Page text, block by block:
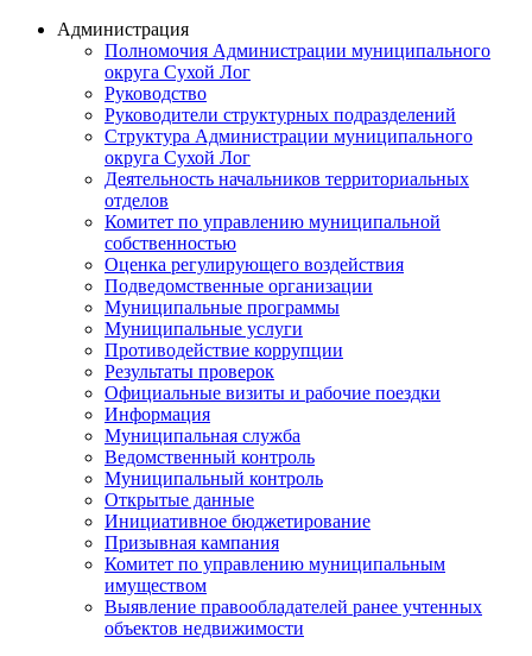
Администрация
Полномочия Администрации муниципального
округа Сухой Лог
Руководство
Руководители структурных подразделений
Структура Администрации муниципального
округа Сухой Лог
Деятельность начальников территориальных
отделов
Комитет по управлению муниципальной
собственностью
Оценка регулирующего воздействия
Подведомственные организации
Муниципальные программы
Муниципальные услуги
Противодействие коррупции
Результаты проверок
Официальные визиты и рабочие поездки
Информация
Муниципальная служба
Ведомственный контроль
Муниципальный контроль
Открытые данные
Инициативное бюджетирование
Призывная кампания
Комитет по управлению муниципальным
имуществом
Выявление правообладателей ранее учтенных
объектов недвижимости